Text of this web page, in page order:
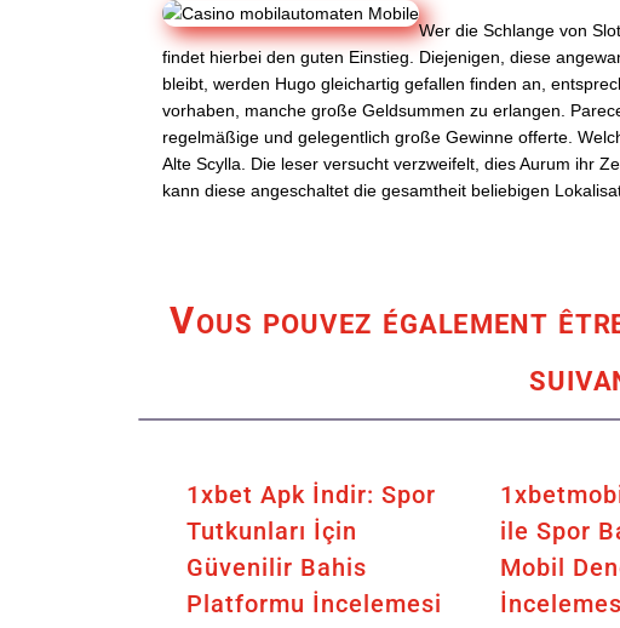
Wer die Schlange von
findet hierbei den guten Einstieg. Diejenigen, diese
bleibt, werden Hugo gleichartig gefallen finden an,
vorhaben, manche große Geldsummen zu erlangen.
regelmäßige und gelegentlich große Gewinne offerte.
Alte Scylla. Die leser versucht verzweifelt, dies Aurum ihr
kann diese angeschaltet die gesamtheit beliebigen
Vous pouvez également
1xbet Apk İndir: Spor
Tutkunları İçin
Güvenilir Bahis
Platformu İncelemesi
ile Spor
Mobil